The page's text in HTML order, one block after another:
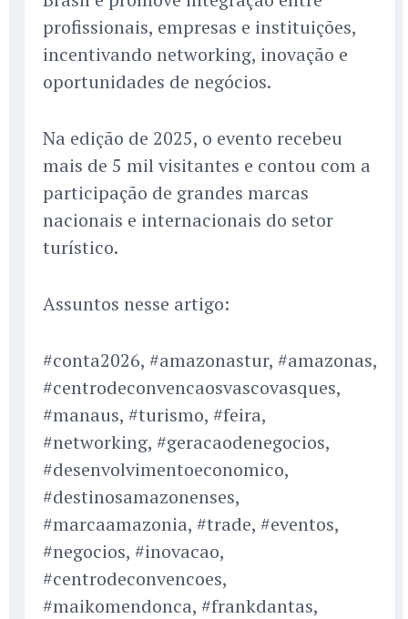
profissionais, empresas e instituições,
incentivando networking, inovação e
oportunidades de negócios.
Na edição de 2025, o evento recebeu
mais de 5 mil visitantes e contou com a
participação de grandes marcas
nacionais e internacionais do setor
turístico.
Assuntos nesse artigo:
#conta2026, #amazonastur, #amazonas,
#centrodeconvencaosvascovasques,
#manaus, #turismo, #feira,
#networking, #geracaodenegocios,
#desenvolvimentoeconomico,
#destinosamazonenses,
#marcaamazonia, #trade, #eventos,
#negocios, #inovacao,
#centrodeconvencoes,
#maikomendonca, #frankdantas,